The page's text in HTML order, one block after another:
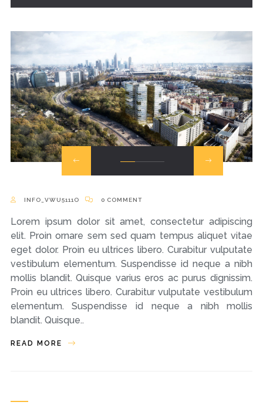
INFO_VWU5111O 0 COMMENT
Lorem ipsum dolor sit amet, consectetur adipiscing
elit. Proin ornare sem sed quam tempus aliquet vitae
eget dolor. Proin eu ultrices libero. Curabitur vulputate
vestibulum elementum. Suspendisse id neque a nibh
mollis blandit. Quisque varius eros ac purus dignissim.
Proin eu ultrices libero. Curabitur vulputate vestibulum
elementum. Suspendisse id neque a nibh mollis
blandit. Quisque..
READ MORE